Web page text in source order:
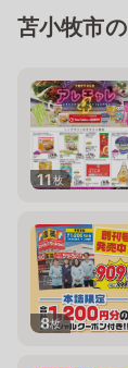
苫小牧市
11枚
8枚